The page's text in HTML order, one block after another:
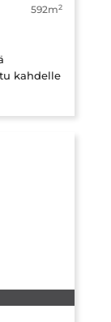
592m2
kahdelle